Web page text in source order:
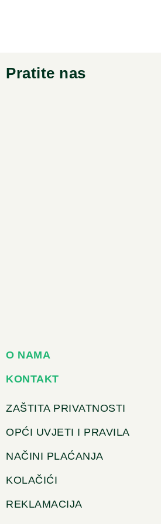
Pratite nas
O NAMA
KONTAKT
ZAŠTITA PRIVATNOSTI
OPĆI UVJETI I PRAVILA
NAČINI PLAĆANJA
KOLAČIĆI
REKLAMACIJA